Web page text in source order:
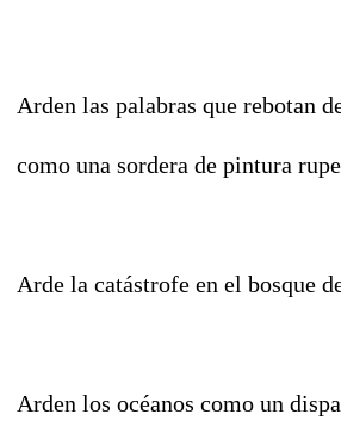
Arden las palabras que rebotan
como una sordera de pintura
Arde la catástrofe en el bosque
Arden los océanos como un